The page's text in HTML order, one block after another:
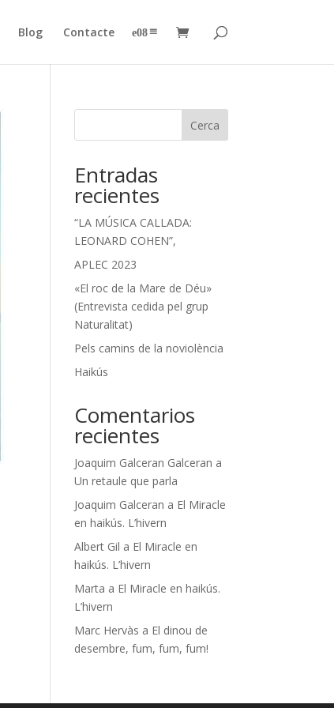
Blog Contacte –
Cerca
Entradas
recientes
“LA MÚSICA CALLADA:
LEONARD COHEN”,
APLEC 2023
«El roc de la Mare de Déu»
(Entrevista cedida pel grup
Naturalitat)
Pels camins de la noviolència
Haikús
Comentarios
recientes
Joaquim Galceran Galceran a
Un retaule que parla
Joaquim Galceran a El Miracle
en haikús. L’hivern
Albert Gil a El Miracle en
haikús. L’hivern
Marta a El Miracle en haikús.
L’hivern
Marc Hervàs a El dinou de
desembre, fum, fum, fum!